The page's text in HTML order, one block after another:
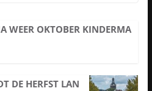
WEER OKTOBER KINDERMA
DE HERFST LAN